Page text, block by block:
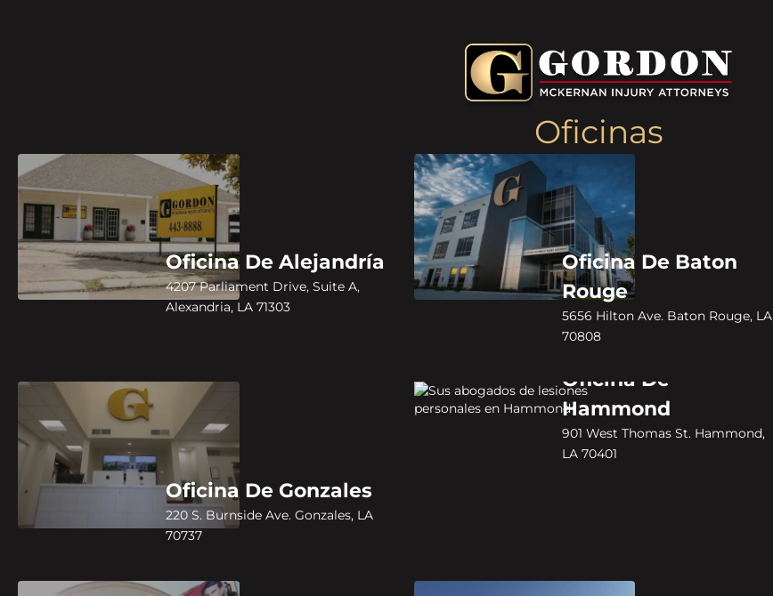
Oficinas
Oficina De Alejandría
4207 Parliament Drive, Suite A,
Alexandria, LA 71303
Oficina De Baton
Rouge
5656 Hilton Ave. Baton Rouge, LA
70808
Oficina De Gonzales
220 S. Burnside Ave. Gonzales, LA
70737
Oficina De
Hammond
901 West Thomas St. Hammond,
LA 70401